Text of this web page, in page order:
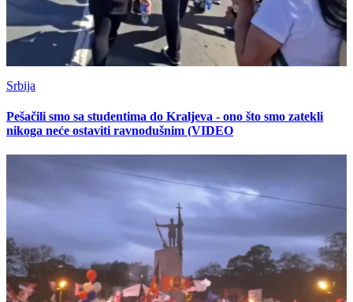
Srbija
Pešačili smo sa studentima do Kraljeva - ono što smo zatekli
nikoga neće ostaviti ravnodušnim (VIDEO